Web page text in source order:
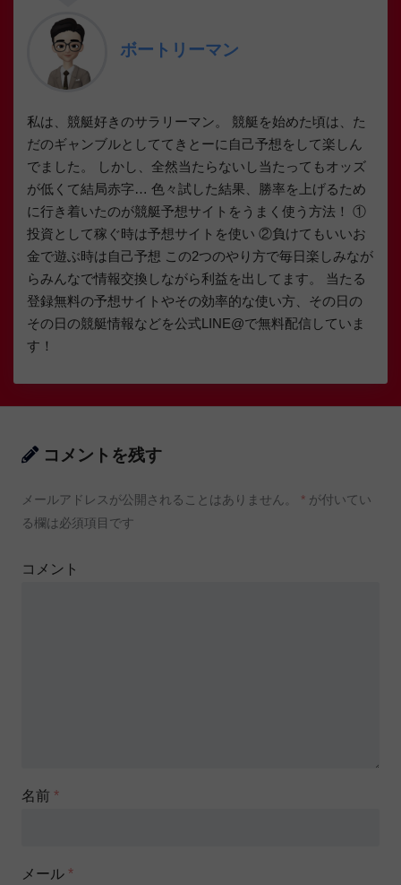
ボートリーマン
私は、競艇好きのサラリーマン。 競艇を始めた頃は、た
だのギャンブルとしててきとーに自己予想をして楽しん
でました。 しかし、全然当たらないし当たってもオッズ
が低くて結局赤字… 色々試した結果、勝率を上げるため
に行き着いたのが競艇予想サイトをうまく使う方法！ ①
投資として稼ぐ時は予想サイトを使い ②負けてもいいお
金で遊ぶ時は自己予想 この2つのやり方で毎日楽しみなが
らみんなで情報交換しながら利益を出してます。 当たる
登録無料の予想サイトやその効率的な使い方、その日の
その日の競艇情報などを公式LINE@で無料配信していま
す！
コメントを残す
メールアドレスが公開されることはありません。 * が付いてい
る欄は必須項目です
コメント
名前 *
メール *